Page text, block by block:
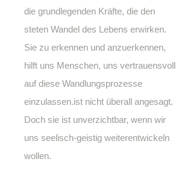
die grundlegenden Kräfte, die den
steten Wandel des Lebens erwirken.
Sie zu erkennen und anzuerkennen,
hilft uns Menschen, uns vertrauensvoll
auf diese Wandlungsprozesse
einzulassen.ist nicht überall angesagt.
Doch sie ist unverzichtbar, wenn wir
uns seelisch-geistig weiterentwickeln
wollen.